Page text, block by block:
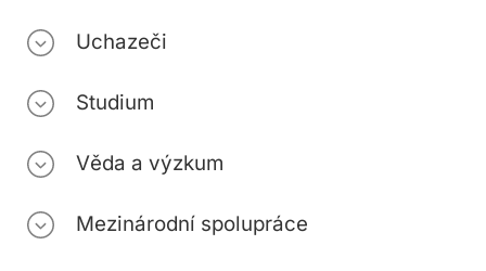
Uchazeči
Studium
Věda a výzkum
Mezinárodní spolupráce